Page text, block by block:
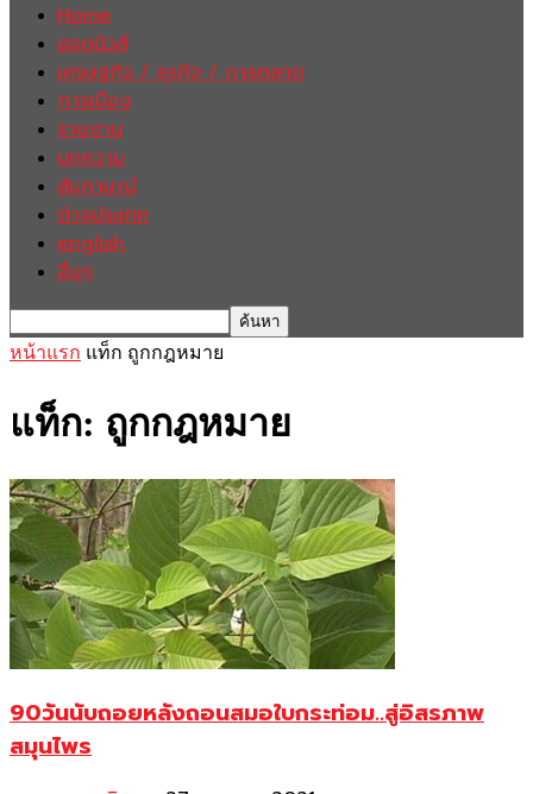
Home
ฮอตนิวส์
เศรษฐกิจ / ธุรกิจ / การตลาด
การเมือง
รายงาน
บทความ
สัมภาษณ์
ต่างประเทศ
english
อื่นๆ
หน้าแรก แท็ก ถูกกฎหมาย
แท็ก: ถูกกฎหมาย
90วันนับถอยหลังถอนสมอใบกระท่อม..สู่อิสรภาพ
สมุนไพร